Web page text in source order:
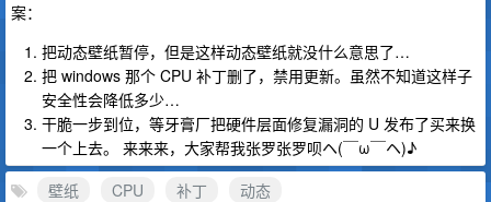
案：
把动态壁纸暂停，但是这样动态壁纸就没什么意思了…
把 windows 那个 CPU 补丁删了，禁用更新。虽然不知道这样子
安全性会降低多少…
干脆一步到位，等牙膏厂把硬件层面修复漏洞的 U 发布了买来换
一个上去。 来来来，大家帮我张罗张罗呗ヘ(￣ω￣ヘ)♪
壁纸
CPU 补丁
动态